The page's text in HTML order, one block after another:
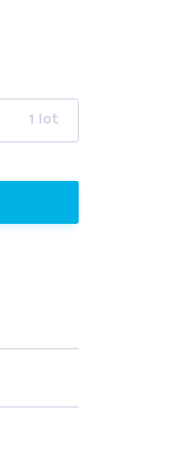
1 lot